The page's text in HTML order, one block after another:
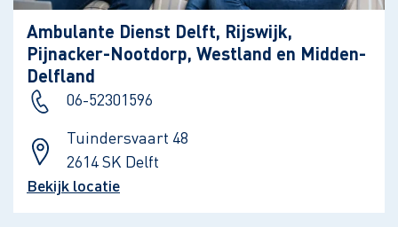
Ambulante Dienst Delft, Rijswijk,
Pijnacker-Nootdorp, Westland en Midden-
Delfland
06-52301596
Tuindersvaart 48
2614 SK Delft
Bekijk locatie